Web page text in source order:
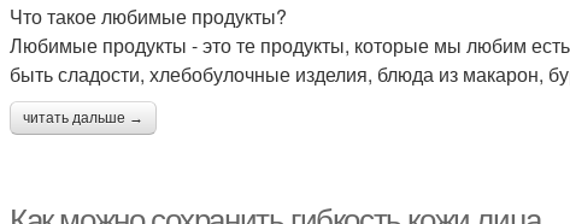
Что такое любимые продукты?
Любимые продукты - это те продукты, которые мы любим
быть сладости, хлебобулочные изделия, блюда из макарон,
читать дальше →